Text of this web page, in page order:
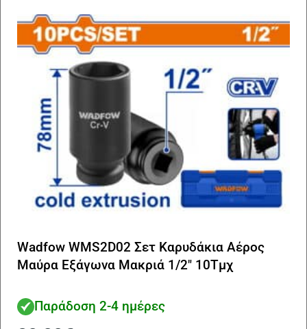
Wadfow WMS2D02 Σετ Καρυδάκια Αέρος
Μαύρα Εξάγωνα Μακριά 1/2″ 10Τμχ
Παράδοση 2-4 ημέρες